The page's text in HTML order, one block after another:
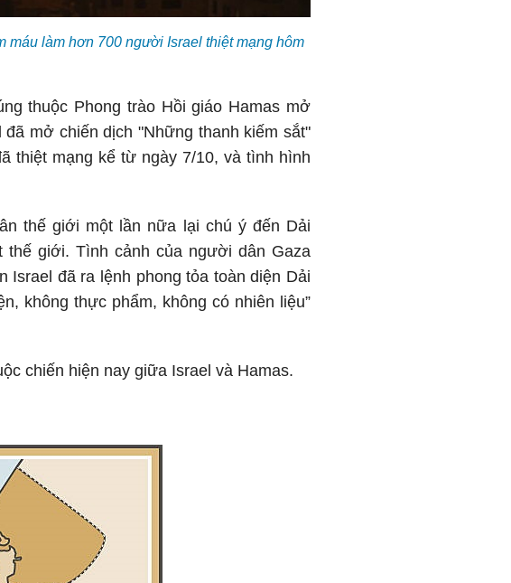
máu làm hơn 700 người Israel thiệt mạng hôm
thuộc Phong trào Hồi giáo Hamas mở
mở chiến dịch "Những thanh kiếm sắt"
thiệt mạng kể từ ngày 7/10, và tình hình
thế giới một lần nữa lại chú ý đến Dải
giới. Tình cảnh của người dân Gaza
Israel đã ra lệnh phong tỏa toàn diện Dải
không thực phẩm, không có nhiên liệu”
chiến hiện nay giữa Israel và Hamas.